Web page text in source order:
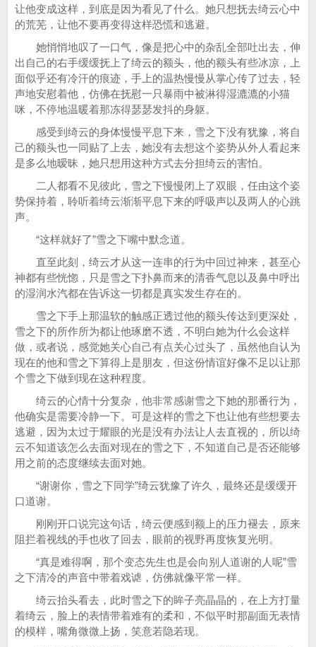
让他变成这样，到底是因为看见了什么。她只想抚去绮云心中
的荒芜，让他不要再变得这样恐慌和逃避。
她悄悄地叹了一口气，像是把心中的杂乱全部吐出去，伸
出自己的右手缓缓抚上了绮云的额头，他的额头有些冰凉，上
面似乎还有冷汗的痕迹，手上的温热慢慢从掌心传了过去，轻
声地安慰着他，仿佛在抚慰一只暴雨中被淋得湿漉漉的小猫
咪，不停地温暖着那冻得瑟瑟发抖的身躯。
感受到绮云的身体慢慢平息下来，雪之下没有犹豫，将自
己的额头也一同贴了上去，她没有去想这个姿势从外人看起来
是多么地暧昧，她只想用这种方式去分担绮云的害怕。
二人都看不见彼此，雪之下慢慢闭上了双眼，任由这个姿
势保持着，聆听着绮云渐渐平息下来的呼吸声以及两人的心跳
声。
“这样就好了”雪之下嘴中默念道。
直至此刻，绮云才从这一连串的行为中回过神来，甚至心
神都有些恍惚，只是雪之下扑鼻而来的清香气息以及鼻中呼出
的湿润水汽都在告诉这一切都是真实发生存在的。
雪之下手上那温软的触感正透过他的额头传达到更深处，
雪之下的所作所为都让他琢磨不透，不明白她为什么会这样
做，或者说，感觉她关心自己有点关心过头了，虽然他自认为
现在的他和雪之下算得上是朋友，但这份情谊好像不足以让那
个雪之下做到现在这种程度。
绮云的心情十分复杂，他非常感谢雪之下她的那番行为，
他确实是需要冷静一下。可是这样的雪之下也让他有些想要去
逃避，因为太过于耀眼的光是没有办法让人去直视的，所以绮
云不知道该怎么去面对现在的雪之下，不知道自己是否还能够
用之前的态度继续去面对她。
“谢谢你，雪之下同学”绮云犹豫了许久，最终还是缓缓开
口道谢。
刚刚开口说完这句话，绮云便感到额上的压力褪去，原来
阻拦着视线的手也收了回去，眼前的视野再度恢复光明。
“真是难得啊，那个变态先生也是会向别人道谢的人呢”雪
之下清冷的声音中带着戏谑，仿佛就像平常一样。
绮云抬头看去，此时雪之下的眸子亮晶晶的，在上方打量
着绮云，脸上的表情带着难有的柔和，不似平时那副面无表情
的模样，嘴角微微上扬，笑意若隐若现。